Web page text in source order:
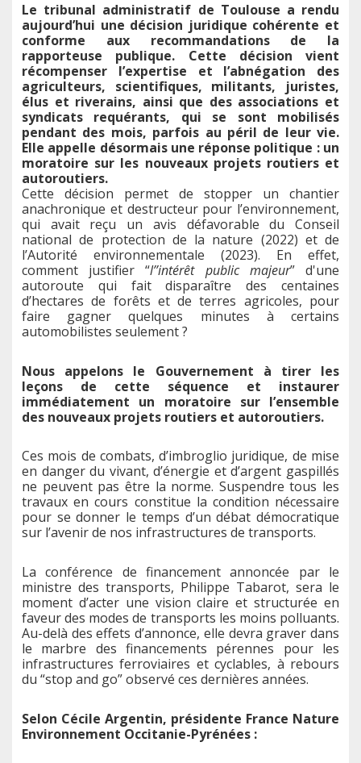
Le tribunal administratif de Toulouse a rendu
aujourd’hui une décision juridique cohérente et
conforme aux recommandations de la
rapporteuse publique. Cette décision vient
récompenser l’expertise et l’abnégation des
agriculteurs, scientifiques, militants, juristes,
élus et riverains, ainsi que des associations et
syndicats requérants, qui se sont mobilisés
pendant des mois, parfois au péril de leur vie.
Elle appelle désormais une réponse politique : un
moratoire sur les nouveaux projets routiers et
autoroutiers.
Cette décision permet de stopper un chantier
anachronique et destructeur pour l’environnement,
qui avait reçu un avis défavorable du Conseil
national de protection de la nature (2022) et de
l’Autorité environnementale (2023). En effet,
comment justifier “l’’intérêt public majeur” d'une
autoroute qui fait disparaître des centaines
d’hectares de forêts et de terres agricoles, pour
faire gagner quelques minutes à certains
automobilistes seulement ?
Nous appelons le Gouvernement à tirer les
leçons de cette séquence et instaurer
immédiatement un moratoire sur l’ensemble
des nouveaux projets routiers et autoroutiers.
Ces mois de combats, d’imbroglio juridique, de mise
en danger du vivant, d’énergie et d’argent gaspillés
ne peuvent pas être la norme. Suspendre tous les
travaux en cours constitue la condition nécessaire
pour se donner le temps d’un débat démocratique
sur l’avenir de nos infrastructures de transports.
La conférence de financement annoncée par le
ministre des transports, Philippe Tabarot, sera le
moment d’acter une vision claire et structurée en
faveur des modes de transports les moins polluants.
Au-delà des effets d’annonce, elle devra graver dans
le marbre des financements pérennes pour les
infrastructures ferroviaires et cyclables, à rebours
du “stop and go” observé ces dernières années.
Selon Cécile Argentin, présidente France Nature
Environnement Occitanie-Pyrénées :